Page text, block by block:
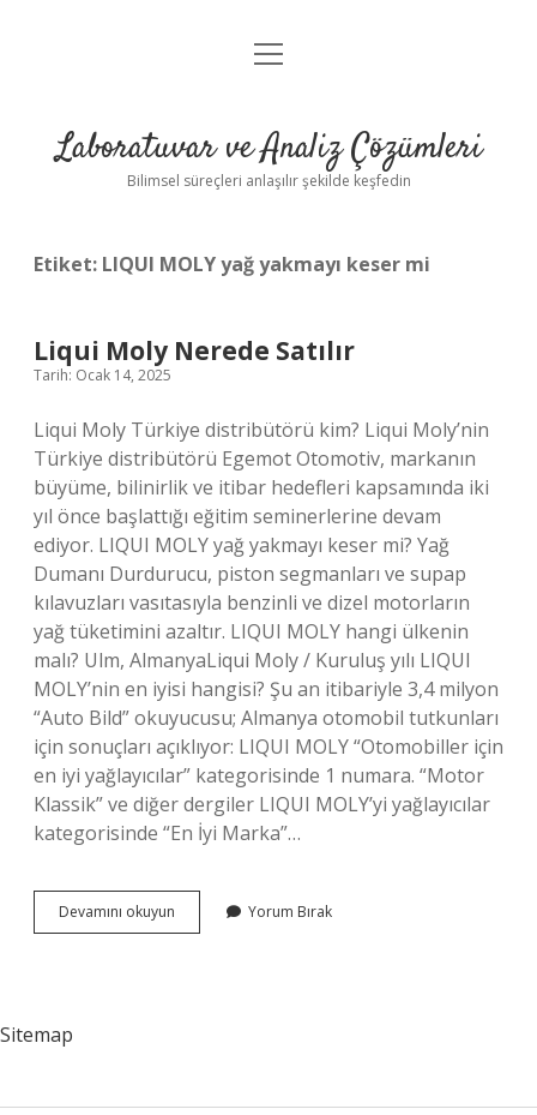
Anasayfa
Yasal Uyarı
menüyü
Laboratuvar ve Analiz Çözümleri
Bilimsel süreçleri anlaşılır şekilde keşfedin
Etiket: LIQUI MOLY yağ yakmayı keser mi
Liqui Moly Nerede Satılır
Tarih: Ocak 14, 2025
Liqui Moly Türkiye distribütörü kim? Liqui Moly’nin
Türkiye distribütörü Egemot Otomotiv, markanın
büyüme, bilinirlik ve itibar hedefleri kapsamında iki
yıl önce başlattığı eğitim seminerlerine devam
ediyor. LIQUI MOLY yağ yakmayı keser mi? Yağ
Dumanı Durdurucu, piston segmanları ve supap
kılavuzları vasıtasıyla benzinli ve dizel motorların
yağ tüketimini azaltır. LIQUI MOLY hangi ülkenin
malı? Ulm, AlmanyaLiqui Moly / Kuruluş yılı LIQUI
MOLY’nin en iyisi hangisi? Şu an itibariyle 3,4 milyon
“Auto Bild” okuyucusu; Almanya otomobil tutkunları
için sonuçları açıklıyor: LIQUI MOLY “Otomobiller için
en iyi yağlayıcılar” kategorisinde 1 numara. “Motor
Klassik” ve diğer dergiler LIQUI MOLY’yi yağlayıcılar
kategorisinde “En İyi Marka”…
Devamını okuyun
Moly
Yorum Bırak
Sitemap